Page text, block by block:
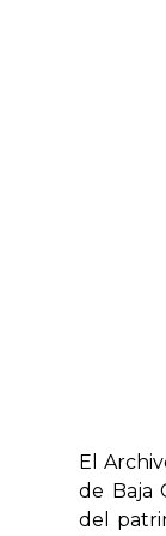
El
de Baja
del